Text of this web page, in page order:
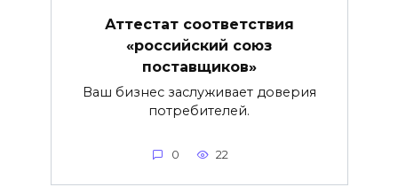
Аттестат соответствия
«российский союз
поставщиков»
Ваш бизнес заслуживает доверия
потребителей.
0 22